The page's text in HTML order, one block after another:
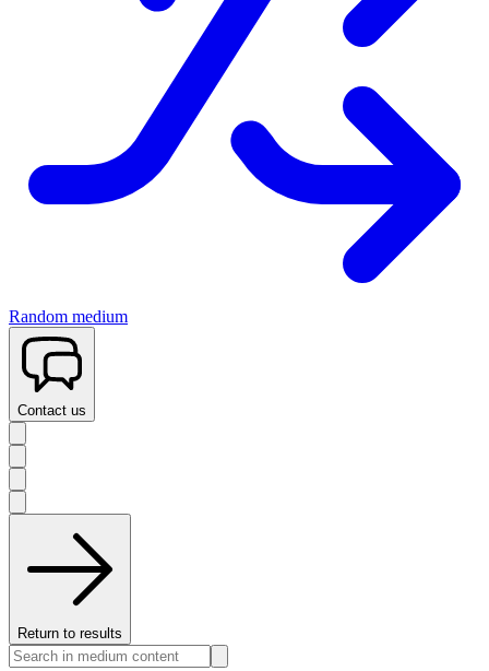
Random medium
Contact us
Return to results